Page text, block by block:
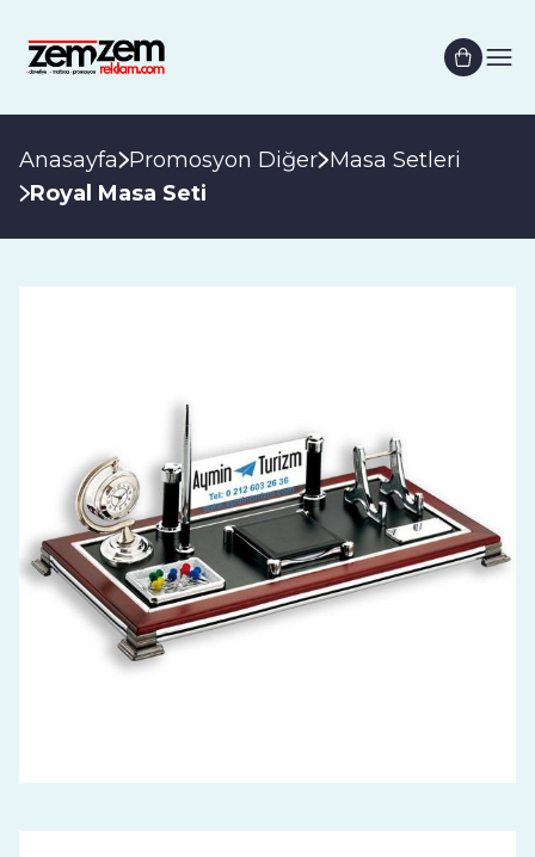
Anasayfa Promosyon Diğer Masa Setleri
Royal Masa Seti